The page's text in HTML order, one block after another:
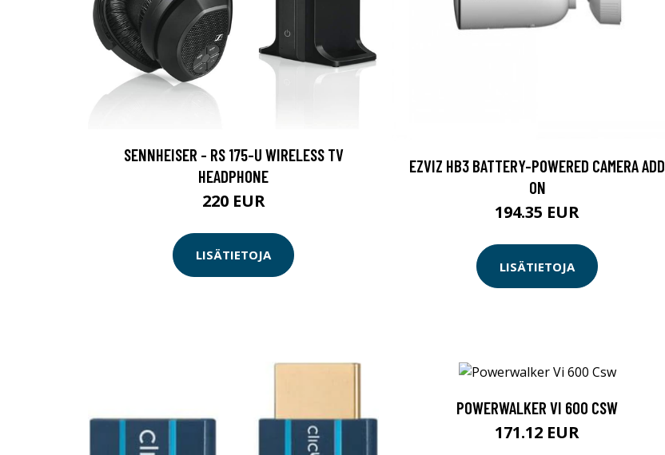
SENNHEISER - RS 175-U WIRELESS TV
HEADPHONE
220 EUR
LISÄTIETOJA
EZVIZ HB3 BATTERY-POWERED CAMERA ADD
ON
194.35 EUR
LISÄTIETOJA
POWERWALKER VI 600 CSW
171.12 EUR